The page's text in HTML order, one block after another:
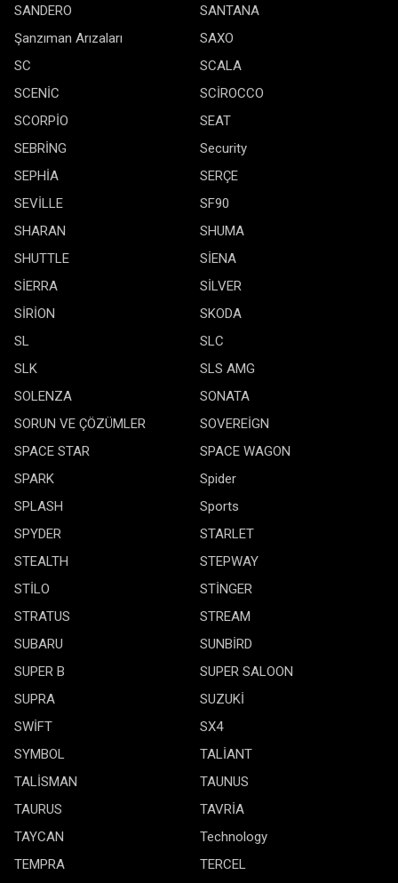
SANDERO
SANTANA
Şanzıman Arızaları
SAXO
SC
SCALA
SCENİC
SCİROCCO
SCORPİO
SEAT
SEBRİNG
Security
SEPHİA
SERÇE
SEVİLLE
SF90
SHARAN
SHUMA
SHUTTLE
SİENA
SİERRA
SİLVER
SİRİON
SKODA
SL
SLC
SLK
SLS AMG
SOLENZA
SONATA
SORUN VE ÇÖZÜMLER
SOVEREİGN
SPACE STAR
SPACE WAGON
SPARK
Spider
SPLASH
Sports
SPYDER
STARLET
STEALTH
STEPWAY
STİLO
STİNGER
STRATUS
STREAM
SUBARU
SUNBİRD
SUPER B
SUPER SALOON
SUPRA
SUZUKİ
SWİFT
SX4
SYMBOL
TALİANT
TALİSMAN
TAUNUS
TAURUS
TAVRİA
TAYCAN
Technology
TEMPRA
TERCEL